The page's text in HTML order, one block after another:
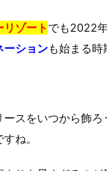
ゾートでも2022
ーションも始まる時
ースをいつから飾
ね。